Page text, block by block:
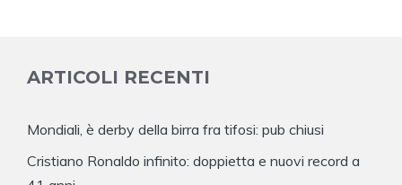
ARTICOLI RECENTI
Mondiali, è derby della birra fra tifosi: pub chiusi
Cristiano Ronaldo infinito: doppietta e nuovi record a